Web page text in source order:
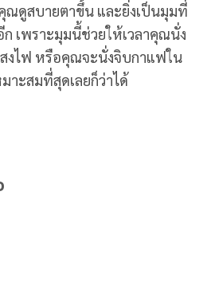
ณดูสบายตาขึ้น และยิ่งเป็นมุมที่
เพราะมุมนี้ช่วยให้เวลาคุณนั่ง
งไฟ หรือคุณจะนั่งจิบกาแฟใน
าะสมที่สุดเลยก็ว่าได้